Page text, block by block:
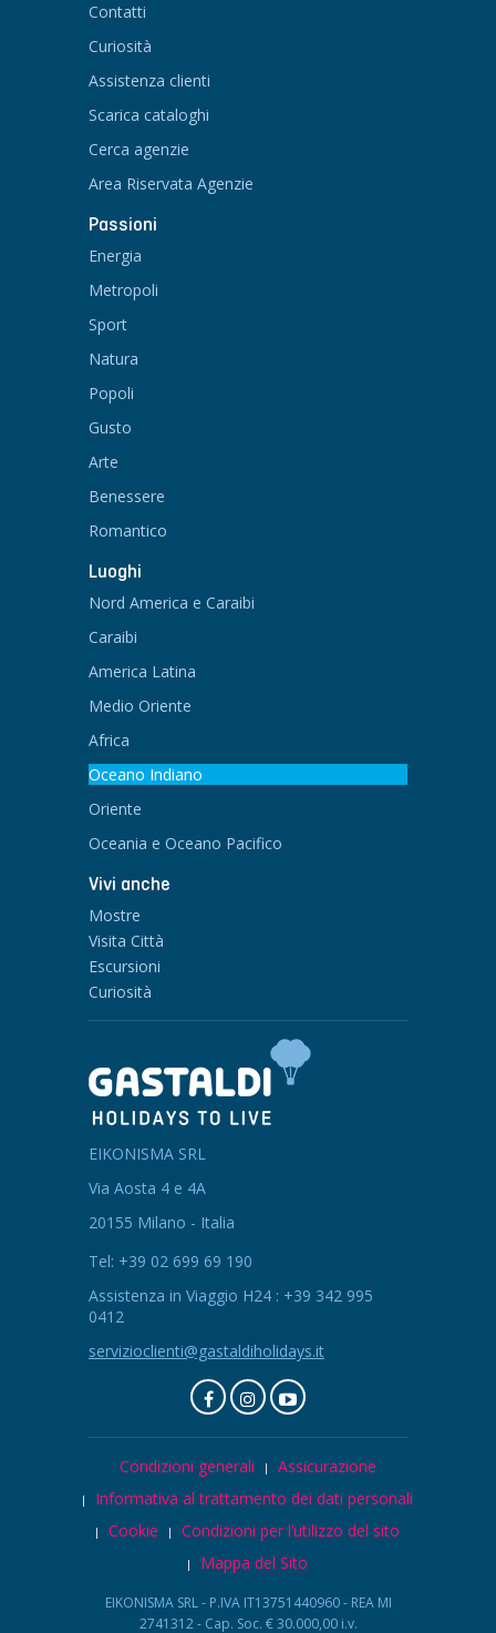
Contatti
Curiosità
Assistenza clienti
Scarica cataloghi
Cerca agenzie
Area Riservata Agenzie
Passioni
Energia
Metropoli
Sport
Natura
Popoli
Gusto
Arte
Benessere
Romantico
Luoghi
Nord America e Caraibi
Caraibi
America Latina
Medio Oriente
Africa
Oceano Indiano
Oriente
Oceania e Oceano Pacifico
Vivi anche
Mostre
Visita Città
Escursioni
Curiosità
EIKONISMA SRL
Via Aosta 4 e 4A
20155 Milano - Italia
Tel: +39 02 699 69 190
Assistenza in Viaggio H24 : +39 342 995
0412
servizioclienti@gastaldiholidays.it
Condizioni generali
Assicurazione
Informativa al trattamento dei dati personali
Cookie
Condizioni per l’utilizzo del sito
Mappa del Sito
EIKONISMA SRL - P.IVA IT13751440960 - REA MI
2741312 - Cap. Soc. € 30.000,00 i.v.